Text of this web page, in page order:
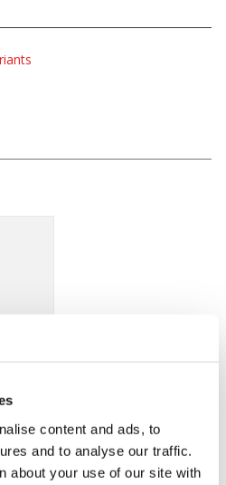
content and ads, to
and to analyse our traffic.
about your use of our site with